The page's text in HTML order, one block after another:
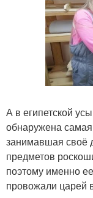
А в египетской
обнаружена
занимавшая своё
предметов
поэтому именно
провожали царей